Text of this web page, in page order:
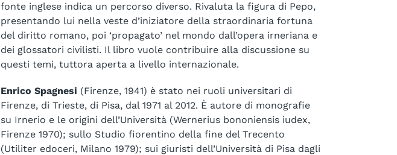
fonte inglese indica un percorso diverso. Rivaluta la figura di Pepo,
presentando lui nella veste d’iniziatore della straordinaria fortuna
del diritto romano, poi ‘propagato’ nel mondo dall’opera irneriana e
dei glossatori civilisti. Il libro vuole contribuire alla discussione su
questi temi, tuttora aperta a livello internazionale.
Enrico Spagnesi (Firenze, 1941) è stato nei ruoli universitari di
Firenze, di Trieste, di Pisa, dal 1971 al 2012. È autore di monografie
su Irnerio e le origini dell’Università (Wernerius bononiensis iudex,
Firenze 1970); sullo Studio fiorentino della fine del Trecento
(Utiliter edoceri, Milano 1979); sui giuristi dell’Università di Pisa dagli